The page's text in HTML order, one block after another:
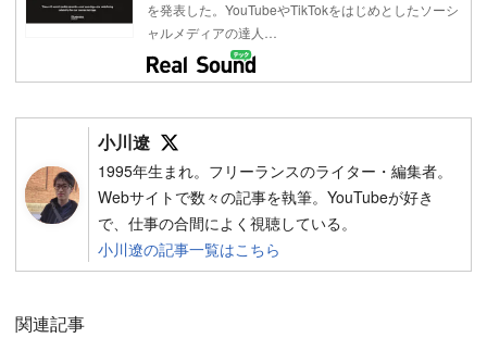
を発表した。YouTubeやTikTokをはじめとしたソーシ
ャルメディアの達人…
小川遼
1995年生まれ。フリーランスのライター・編集者。
Webサイトで数々の記事を執筆。YouTubeが好き
で、仕事の合間によく視聴している。
小川遼の記事一覧はこちら
関連記事